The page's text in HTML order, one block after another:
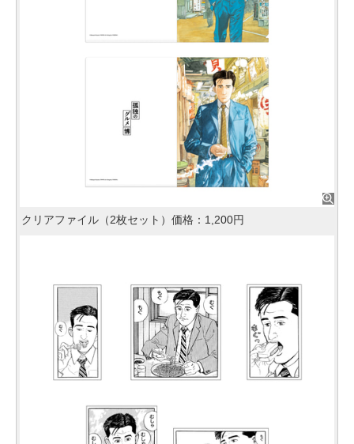
クリアファイル（2枚セット）価格：1,200円